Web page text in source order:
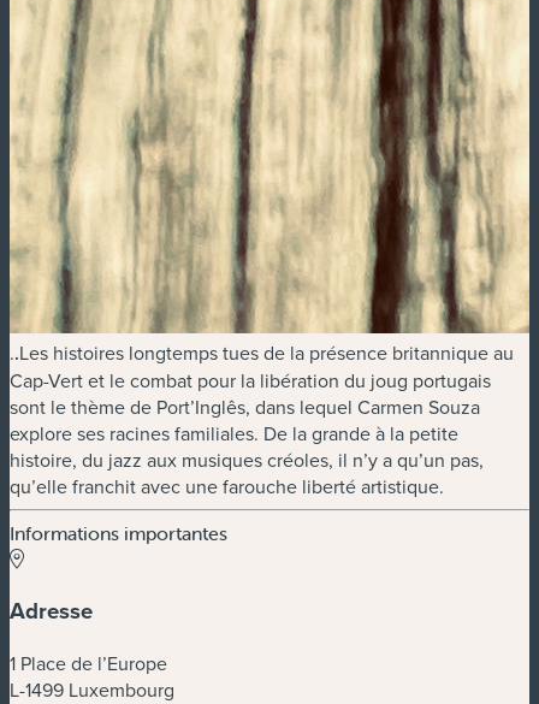
..Les histoires longtemps tues de la présence britannique au
Cap-Vert et le combat pour la libération du joug portugais
sont le thème de Port’Inglês, dans lequel Carmen Souza
explore ses racines familiales. De la grande à la petite
histoire, du jazz aux musiques créoles, il n’y a qu’un pas,
qu’elle franchit avec une farouche liberté artistique.
Informations importantes
Adresse
1 Place de l’Europe
L-1499 Luxembourg